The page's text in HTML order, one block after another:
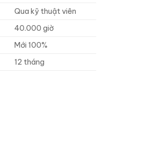
Qua kỹ thuật viên
40.000 giờ
Mới 100%
12 tháng